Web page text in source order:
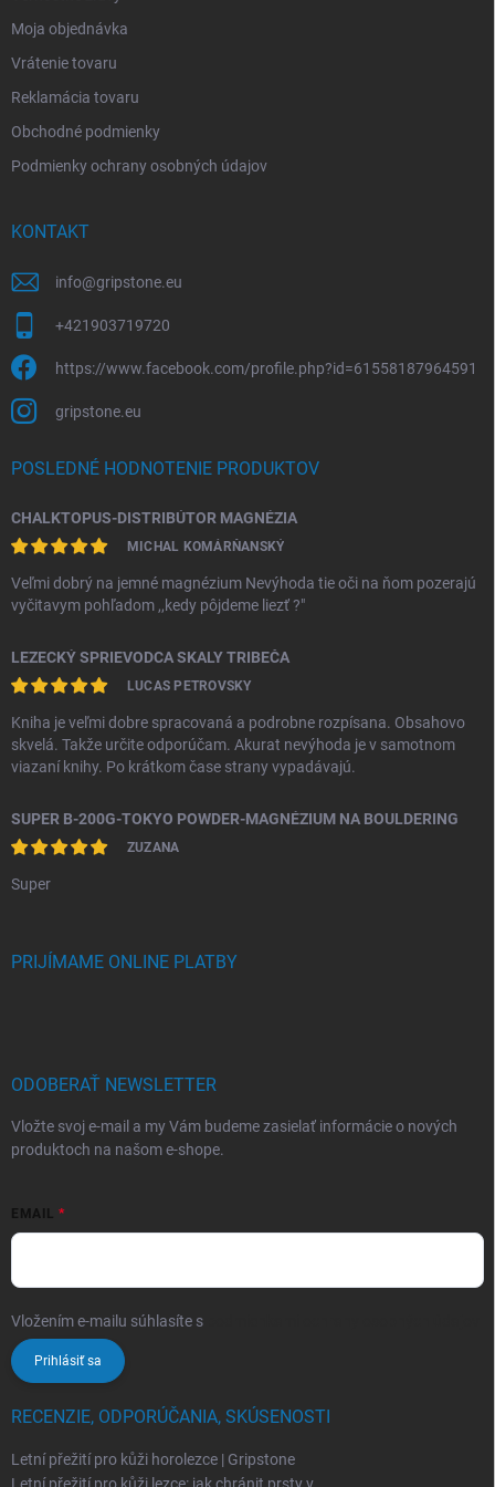
Moja objednávka
Vrátenie tovaru
Reklamácia tovaru
Obchodné podmienky
Podmienky ochrany osobných údajov
KONTAKT
info@gripstone.eu
+421903719720
https://www.facebook.com/profile.php?id=61558187964591
gripstone.eu
POSLEDNÉ HODNOTENIE PRODUKTOV
CHALKTOPUS-DISTRIBÚTOR MAGNÉZIA
MICHAL KOMÁRŇANSKÝ
Veľmi dobrý na jemné magnézium Nevýhoda tie oči na ňom pozerajú
vyčitavym pohľadom ,,kedy pôjdeme liezť ?"
LEZECKÝ SPRIEVODCA SKALY TRIBEČA
LUCAS PETROVSKY
Kniha je veľmi dobre spracovaná a podrobne rozpísana. Obsahovo
skvelá. Takže určite odporúčam. Akurat nevýhoda je v samotnom
viazaní knihy. Po krátkom čase strany vypadávajú.
SUPER B-200G-TOKYO POWDER-MAGNÉZIUM NA BOULDERING
ZUZANA
Super
PRIJÍMAME ONLINE PLATBY
ODOBERAŤ NEWSLETTER
Vložte svoj e-mail a my Vám budeme zasielať informácie o nových
produktoch na našom e-shope.
EMAIL
Vložením e-mailu súhlasíte s
Prihlásiť sa
RECENZIE, ODPORÚČANIA, SKÚSENOSTI
Letní přežití pro kůži horolezce | Gripstone